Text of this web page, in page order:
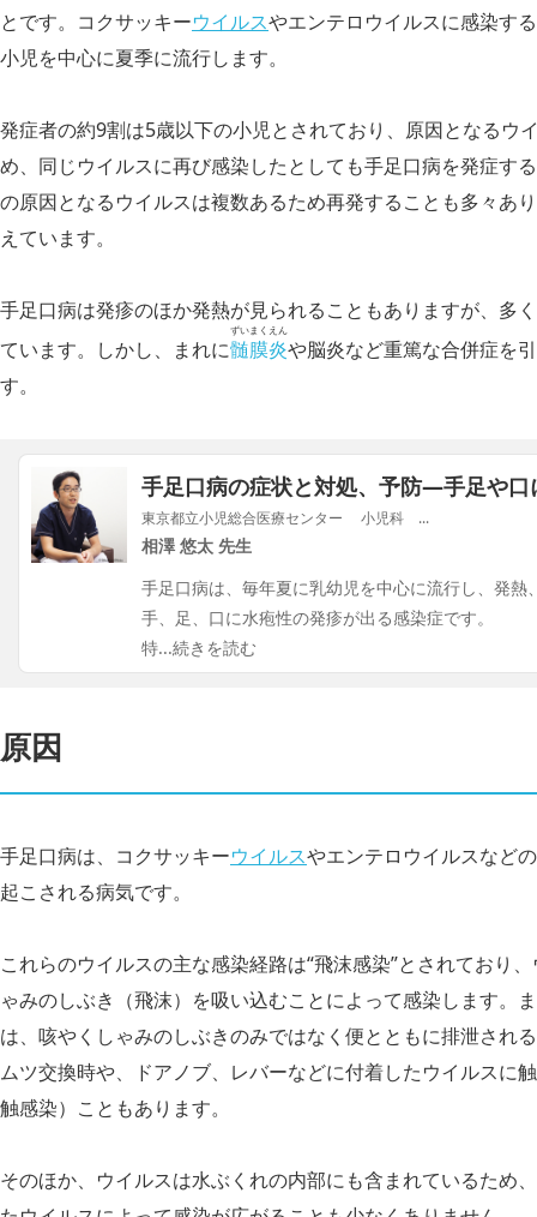
とです。コクサッキーウイルスやエンテロウイルスに感染す
小児を中心に夏季に流行します。
発症者の約9割は5歳以下の小児とされており、原因となるウ
め、同じウイルスに再び感染したとしても手足口病を発症す
の原因となるウイルスは複数あるため再発することも多々あ
えています。
手足口病は発疹のほか発熱が見られることもありますが、多
ています。しかし、まれに髄膜炎
ずいまくえん
や脳炎など重篤な合併症を
す。
手足口病の症状と対処、予防―手足や口
東京都立小児総合医療センター 小児科 ...
相澤 悠太 先生
手足口病は、毎年夏に乳幼児を中心に流行し、発
手、足、口に水疱性の発疹が出る感染症です。
特...続きを読む
原因
手足口病は、コクサッキーウイルスやエンテロウイルスなど
起こされる病気です。
これらのウイルスの主な感染経路は“飛沫感染”とされており
ゃみのしぶき（飛沫）を吸い込むことによって感染します。
は、咳やくしゃみのしぶきのみではなく便とともに排泄され
ムツ交換時や、ドアノブ、レバーなどに付着したウイルスに
触感染）こともあります。
そのほか、ウイルスは水ぶくれの内部にも含まれているため